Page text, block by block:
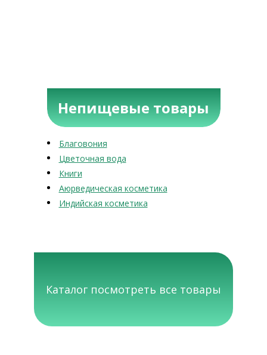
Непищевые товары
Благовония
Цветочная вода
Книги
Аюрведическая косметика
Индийская косметика
Каталог посмотреть все товары